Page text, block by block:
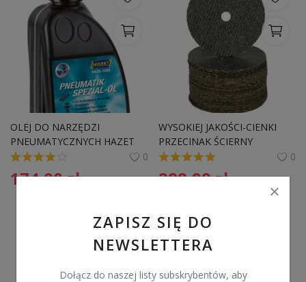
PLN (zł)
Language
English Polski
ZAPISZ SIĘ DO
NEWSLETTERA
Dołącz do naszej listy subskrybentów, aby
OLEJ DO NARZĘDZI
PNEUMATYCZNYCH HAZET
9400 1000, 1000 ML
0
174,00zł
WYSOKIEJ JAKOŚCI-CIENKI
PRZECINAK ŚCIERNY
0
288,99zł